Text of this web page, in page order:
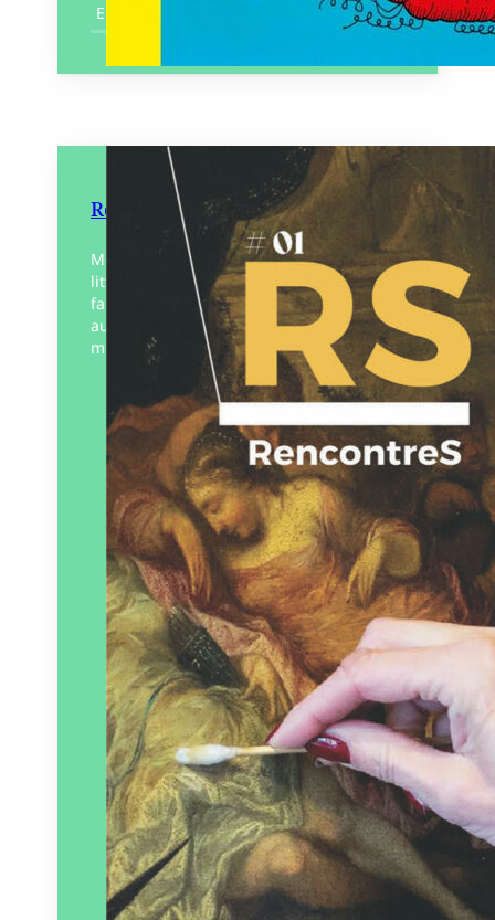
En savoir plus
RencontreS
Mêler deux mondes, le métier d’art et la
littérature. Une restauratrice de tableaux
fait découvrir son métier, sa passion. Un
auteur donne les mots pour découvrir ce
métier…
Éditeur :La Fabrique du livre
Paru le15/02/2025